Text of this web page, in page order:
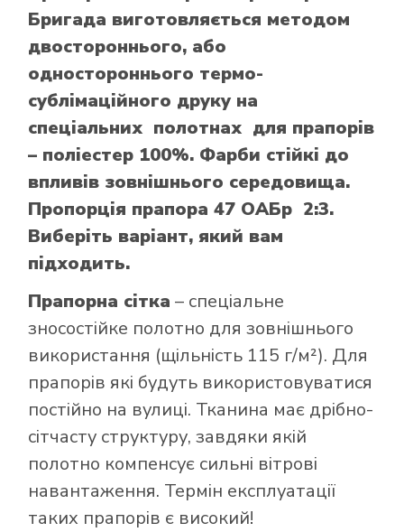
Бригада виготовляється методом
двостороннього, або
одностороннього термо-
сублімаційного друку на
спеціальних полотнах для прапорів
– поліестер 100%. Фарби стійкі до
впливів зовнішнього середовища.
Пропорція прапора 47 ОАБр 2:3.
Виберіть варіант, який вам
підходить.
Прапорна сітка – спеціальне
зносостійке полотно для зовнішнього
використання (щільність 115 г/м²). Для
прапорів які будуть використовуватися
постійно на вулиці. Тканина має дрібно-
сітчасту структуру, завдяки якій
полотно компенсує сильні вітрові
навантаження. Термін експлуатації
таких прапорів є високий!